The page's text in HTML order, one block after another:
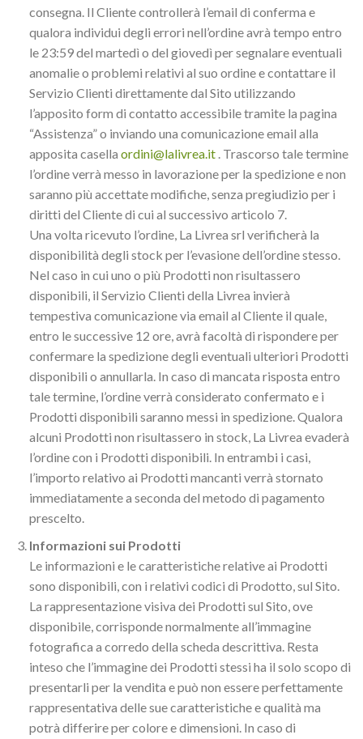
consegna. Il Cliente controllerà l’email di conferma e
qualora individui degli errori nell’ordine avrà tempo entro
le 23:59 del martedì o del giovedì per segnalare eventuali
anomalie o problemi relativi al suo ordine e contattare il
Servizio Clienti direttamente dal Sito utilizzando
l’apposito form di contatto accessibile tramite la pagina
“Assistenza” o inviando una comunicazione email alla
apposita casella ordini@lalivrea.it. Trascorso tale termine
l’ordine verrà messo in lavorazione per la spedizione e non
saranno più accettate modifiche, senza pregiudizio per i
diritti del Cliente di cui al successivo articolo 7.
Una volta ricevuto l’ordine, La Livrea srl verificherà la
disponibilità degli stock per l’evasione dell’ordine stesso.
Nel caso in cui uno o più Prodotti non risultassero
disponibili, il Servizio Clienti della Livrea invierà
tempestiva comunicazione via email al Cliente il quale,
entro le successive 12 ore, avrà facoltà di rispondere per
confermare la spedizione degli eventuali ulteriori Prodotti
disponibili o annullarla. In caso di mancata risposta entro
tale termine, l’ordine verrà considerato confermato e i
Prodotti disponibili saranno messi in spedizione. Qualora
alcuni Prodotti non risultassero in stock, La Livrea evaderà
l’ordine con i Prodotti disponibili. In entrambi i casi,
l’importo relativo ai Prodotti mancanti verrà stornato
immediatamente a seconda del metodo di pagamento
prescelto.
Informazioni sui Prodotti
Le informazioni e le caratteristiche relative ai Prodotti
sono disponibili, con i relativi codici di Prodotto, sul Sito.
La rappresentazione visiva dei Prodotti sul Sito, ove
disponibile, corrisponde normalmente all’immagine
fotografica a corredo della scheda descrittiva. Resta
inteso che l’immagine dei Prodotti stessi ha il solo scopo di
presentarli per la vendita e può non essere perfettamente
rappresentativa delle sue caratteristiche e qualità ma
potrà differire per colore e dimensioni. In caso di